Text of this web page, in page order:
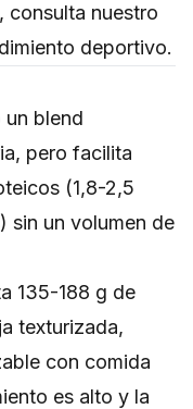
consulta nuestro
deportivo.
un blend
pero facilita
(1,8-2,5
sin un volumen de
135-188 g de
texturizada,
con comida
es alto y la